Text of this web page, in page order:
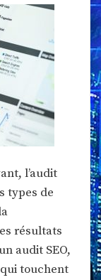
l’audit
types de
résultats
audit SEO,
touchent